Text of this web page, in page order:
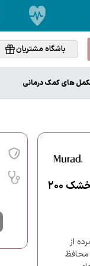
باشگاه مشتریان
های کمک درمانی
کرم پاک کننده ری نیوئینگ دکتر مورد مناسب پوست های معمولی و خشک ۲۰۰
از